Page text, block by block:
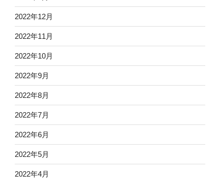
2022年12月
2022年11月
2022年10月
2022年9月
2022年8月
2022年7月
2022年6月
2022年5月
2022年4月